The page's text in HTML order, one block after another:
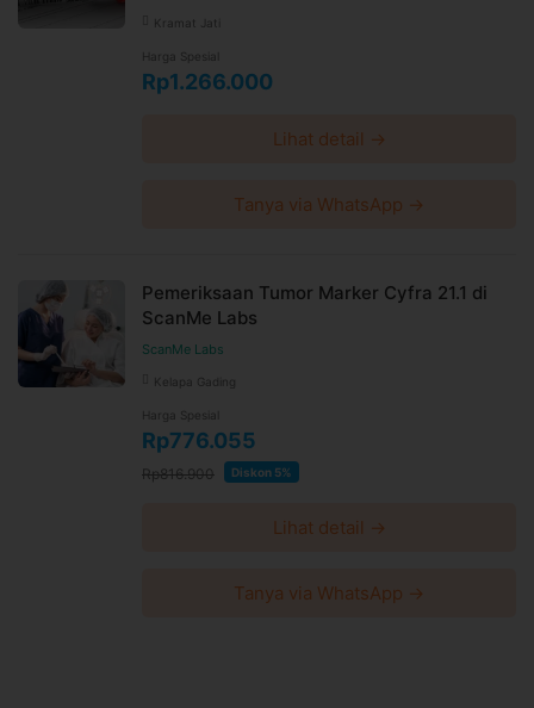
Kramat Jati
Harga Spesial
Rp1.266.000
Lihat detail →
Tanya via WhatsApp →
Pemeriksaan Tumor Marker Cyfra 21.1 di
ScanMe Labs
ScanMe Labs
Kelapa Gading
Harga Spesial
Rp776.055
Rp816.900 Diskon 5%
Lihat detail →
Tanya via WhatsApp →